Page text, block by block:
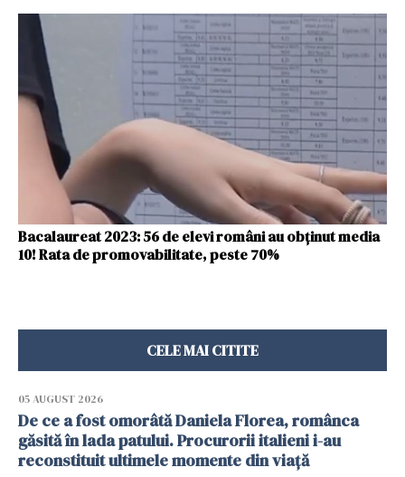
Bacalaureat 2023: 56 de elevi români au obţinut media
10! Rata de promovabilitate, peste 70%
CELE MAI CITITE
05 AUGUST 2026
De ce a fost omorâtă Daniela Florea, românca
găsită în lada patului. Procurorii italieni i-au
reconstituit ultimele momente din viață